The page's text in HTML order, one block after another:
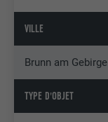
VILLE
Brunn am Gebirge
TYPE D'OBJET